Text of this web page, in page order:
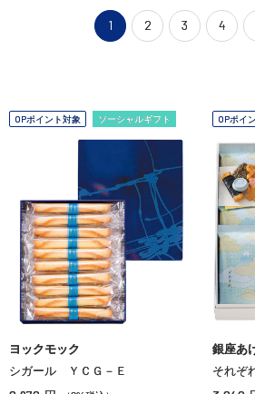
1 2 3 4
OPポイント対象 ソーシャルギフト
ヨックモック
シガール ＹＣＧ－Ｅ
OPポイ
銀座あ
それぞ